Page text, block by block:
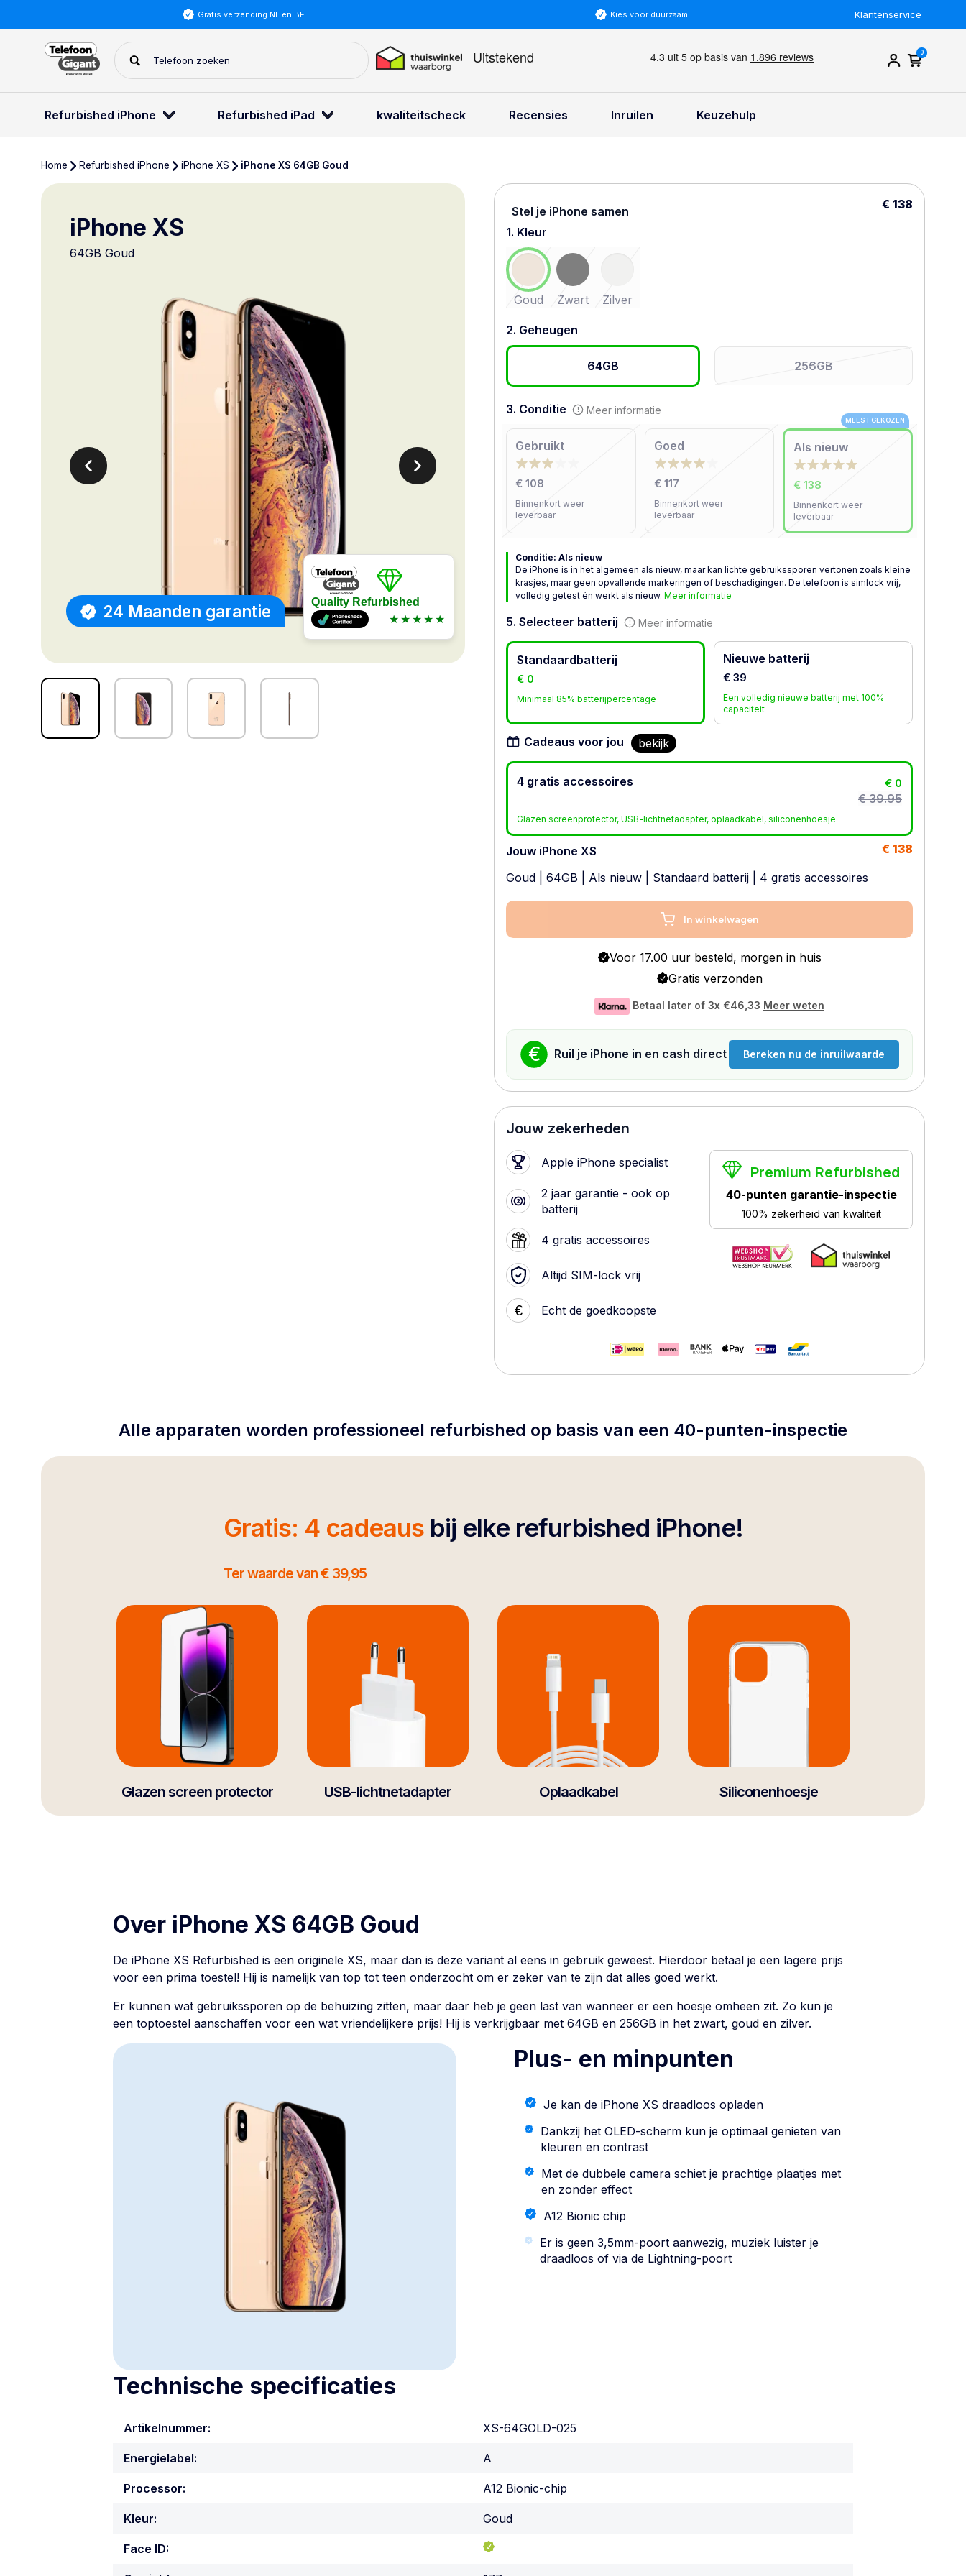
Gratis verzending NL en BE Kies voor duurzaam Klantenservice
0
Refurbished iPhone Refurbished iPad kwaliteitscheck Recensies Inruilen Keuzehulp
Home Refurbished iPhone iPhone XS iPhone XS 64GB Goud
24 Maanden garantie
iPhone XS
64GB Goud
Quality Refurbished
★★★★★
Stel je iPhone samen
€ 138
1. Kleur
Goud Zwart Zilver
2. Geheugen
64GB 256GB
3. Conditie Meer informatie
Gebruikt
€ 108
Binnenkort weer
leverbaar
Goed
€ 117
Binnenkort weer
leverbaar
Als nieuw
MEEST GEKOZEN
€ 138
Binnenkort weer
leverbaar
Conditie: Als nieuw
De iPhone is in het algemeen als nieuw, maar kan lichte gebruikssporen vertonen zoals kleine
krasjes, maar geen opvallende markeringen of beschadigingen. De telefoon is simlock vrij,
volledig getest én werkt als nieuw. Meer informatie
5. Selecteer batterij Meer informatie
Standaardbatterij
€ 0
Minimaal 85% batterijpercentage
Nieuwe batterij
€ 39
Een volledig nieuwe batterij met 100%
capaciteit
Cadeaus voor jou bekijk
4 gratis accessoires € 0
€ 39.95
Glazen screenprotector, USB-lichtnetadapter, oplaadkabel, siliconenhoesje
Jouw iPhone XS
€ 138
Goud
64GB Als nieuw Standaard batterij | 4 gratis accessoires
In winkelwagen
Voor 17.00 uur besteld, morgen in huis
Gratis verzonden
Betaal later of 3x €46,33 Meer weten
€ Ruil je iPhone in en cash direct Bereken nu de inruilwaarde
Jouw zekerheden
Apple iPhone specialist
2 jaar garantie - ook op
batterij
4 gratis accessoires
Altijd SIM-lock vrij
€ Echt de goedkoopste
Premium Refurbished
40-punten garantie-inspectie
100% zekerheid van kwaliteit
Alle apparaten worden professioneel refurbished op basis van een 40-punten-inspectie
Gratis: 4 cadeaus bij elke refurbished iPhone!
Ter waarde van € 39,95
Glazen screen protector USB-lichtnetadapter Oplaadkabel Siliconenhoesje
Over iPhone XS 64GB Goud
De iPhone XS Refurbished is een originele XS, maar dan is deze variant al eens in gebruik geweest. Hierdoor betaal je een lagere prijs
voor een prima toestel! Hij is namelijk van top tot teen onderzocht om er zeker van te zijn dat alles goed werkt.
Er kunnen wat gebruikssporen op de behuizing zitten, maar daar heb je geen last van wanneer er een hoesje omheen zit. Zo kun je
een toptoestel aanschaffen voor een wat vriendelijkere prijs! Hij is verkrijgbaar met 64GB en 256GB in het zwart, goud en zilver.
Plus- en minpunten
Je kan de iPhone XS draadloos opladen
Dankzij het OLED-scherm kun je optimaal genieten van
kleuren en contrast
Met de dubbele camera schiet je prachtige plaatjes met
en zonder effect
A12 Bionic chip
Er is geen 3,5mm-poort aanwezig, muziek luister je
draadloos of via de Lightning-poort
Technische specificaties
Artikelnummer: XS-64GOLD-025
Energielabel: A
Processor: A12 Bionic-chip
Kleur: Goud
Face ID: